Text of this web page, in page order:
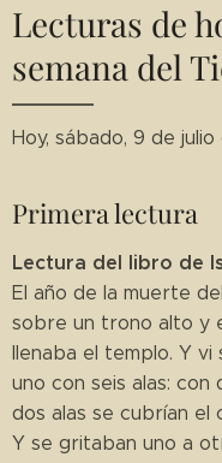
Lecturas de
semana del
Hoy, sábado, 9 de
Primera lectura
Lectura del libro de
El año de la muerte
sobre un trono alto y
llenaba el templo. Y
uno con seis alas:
dos alas se cubrían el
Y se gritaban uno a